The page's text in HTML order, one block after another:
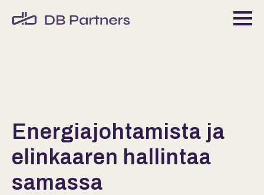
Energiajohtamista ja
elinkaaren hallintaa
samassa